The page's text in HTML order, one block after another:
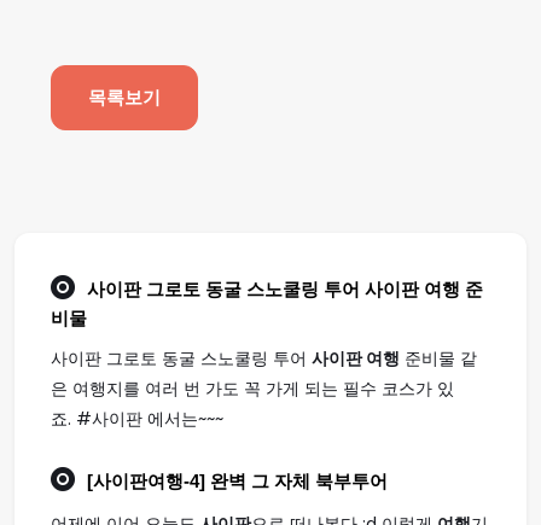
목록보기
사이판 그로토 동굴 스노쿨링 투어 사이판 여행 준
비물
사이판 그로토 동굴 스노쿨링 투어 사이판 여행 준비물 같
은 여행지를 여러 번 가도 꼭 가게 되는 필수 코스가 있
죠. #사이판 에서는~~~
[사이판여행-4] 완벽 그 자체 북부투어